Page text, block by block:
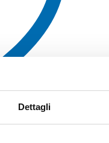
Dettagli